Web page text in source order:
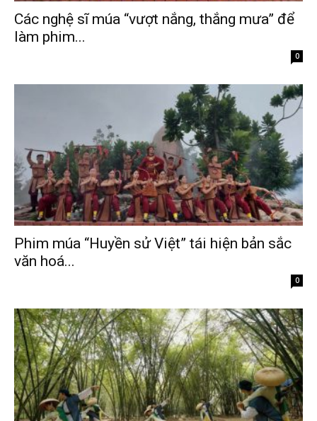
Các nghệ sĩ múa “vượt nắng, thắng mưa” để
làm phim...
0
Phim múa “Huyền sử Việt” tái hiện bản sắc
văn hoá...
0